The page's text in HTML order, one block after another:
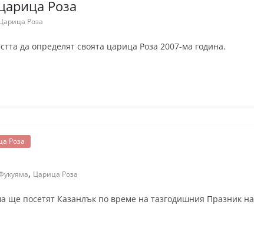
Роза
Роза
да определят своята царица Роза 2007-ма година.
Роза
, Царица Роза
ще посетят Казанлък по време на тазгодишния Празник на